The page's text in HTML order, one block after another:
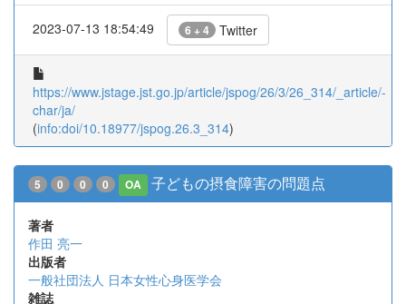
2023-07-13 18:54:49 6 + 4 Twitter
https://www.jstage.jst.go.jp/article/jspog/26/3/26_314/_article/-
char/ja/
(info:doi/10.18977/jspog.26.3_314)
5 0 0 0 OA 子どもの摂食障害の問題点
著者
作田 亮一
出版者
一般社団法人 日本女性心身医学会
雑誌